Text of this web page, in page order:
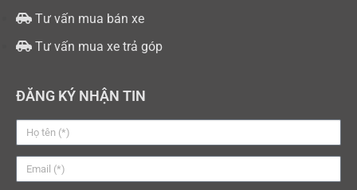
Tư vấn mua bán xe
Tư vấn mua xe trả góp
ĐĂNG KÝ NHẬN TIN